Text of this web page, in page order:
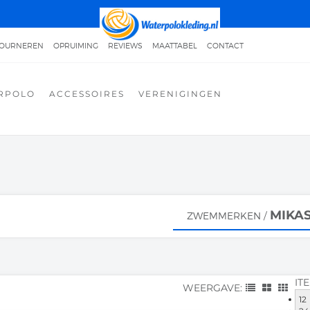
OPRUIMING REVIEWS MAATTABEL CONTACT
ACCESSOIRES VERENIGINGEN
ZWEMMERKEN /
12
WEERGAVE: